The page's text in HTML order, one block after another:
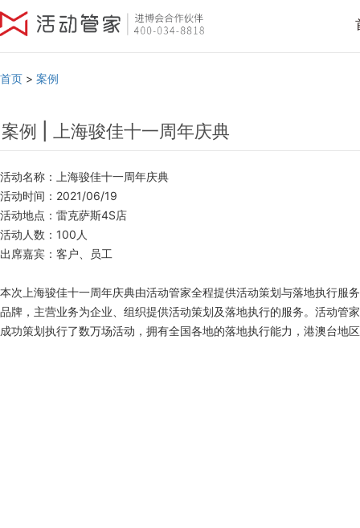
首页 > 案例
案例 | 上海骏佳十一周年庆典
活动名称：上海骏佳十一周年庆典
活动时间：2021/06/19
活动地点：雷克萨斯4S店
活动人数：100人
出席嘉宾：客户、员工
本次上海骏佳十一周年庆典由活动管家全程提供活动策划与落地执行服
品牌，主营业务为企业、组织提供活动策划及落地执行的服务。活动管
成功策划执行了数万场活动，拥有全国各地的落地执行能力，港澳台地